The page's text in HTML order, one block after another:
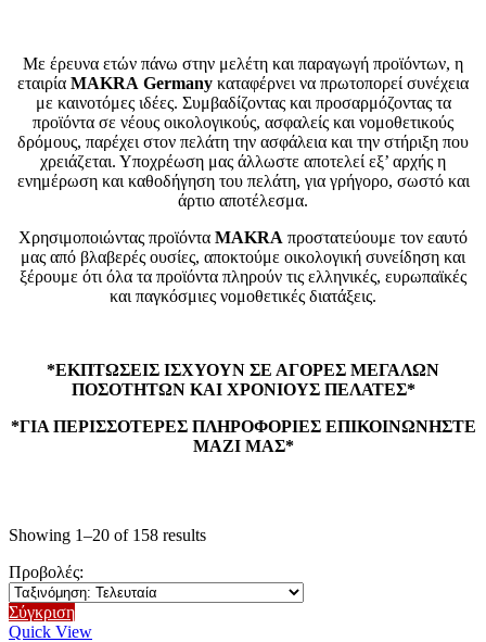
Με έρευνα ετών πάνω στην μελέτη και παραγωγή προϊόντων, η
εταιρία MAKRA Germany καταφέρνει να πρωτοπορεί συνέχεια
με καινοτόμες ιδέες. Συμβαδίζοντας και προσαρμόζοντας τα
προϊόντα σε νέους οικολογικούς, ασφαλείς και νομοθετικούς
δρόμους, παρέχει στον πελάτη την ασφάλεια και την στήριξη που
χρειάζεται. Υποχρέωση μας άλλωστε αποτελεί εξ’ αρχής η
ενημέρωση και καθοδήγηση του πελάτη, για γρήγορο, σωστό και
άρτιο αποτέλεσμα.
Χρησιμοποιώντας προϊόντα MAKRA προστατεύουμε τον εαυτό
μας από βλαβερές ουσίες, αποκτούμε οικολογική συνείδηση και
ξέρουμε ότι όλα τα προϊόντα πληρούν τις ελληνικές, ευρωπαϊκές
και παγκόσμιες νομοθετικές διατάξεις.
*ΕΚΠΤΩΣΕΙΣ ΙΣΧΥΟΥΝ ΣΕ ΑΓΟΡΕΣ ΜΕΓΑΛΩΝ
ΠΟΣΟΤΗΤΩΝ ΚΑΙ ΧΡΟΝΙΟΥΣ ΠΕΛΑΤΕΣ*
*ΓΙΑ ΠΕΡΙΣΣΟΤΕΡΕΣ ΠΛΗΡΟΦΟΡΙΕΣ ΕΠΙΚΟΙΝΩΝΗΣΤΕ
ΜΑΖΙ ΜΑΣ*
Showing 1–20 of 158 results
Προβολές:
Σύγκριση
Quick View